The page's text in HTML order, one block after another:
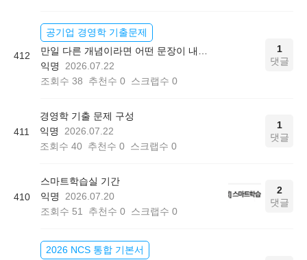
412
공기업 경영학 기출문제
익명
2026.07.22
조회수 38 추천수 0 스크랩수 0
1
댓글
411
경영학 기출 문제 구성
익명
2026.07.22
조회수 40 추천수 0 스크랩수 0
1
댓글
410
스마트학습실 기간
익명
2026.07.20
조회수 51 추천수 0 스크랩수 0
2
댓글
2026 NCS 통합 기본서